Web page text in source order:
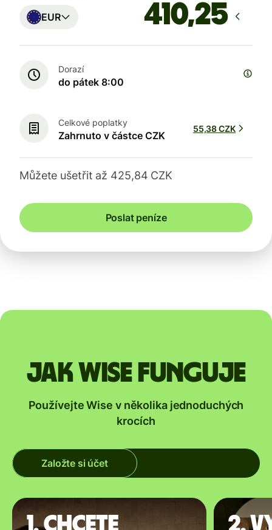
EUR
Dorazí
do pátek 8:00
Celkové poplatky
Zahrnuto v částce CZK
55,38 CZK
Můžete ušetřit až 425,84 CZK
Poslat peníze
Jak Wise funguje
Používejte Wise v několika jednoduchých
krocích
Založte si účet